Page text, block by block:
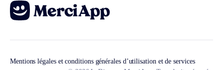
Mentions légales et conditions générales d’utilisation et de services